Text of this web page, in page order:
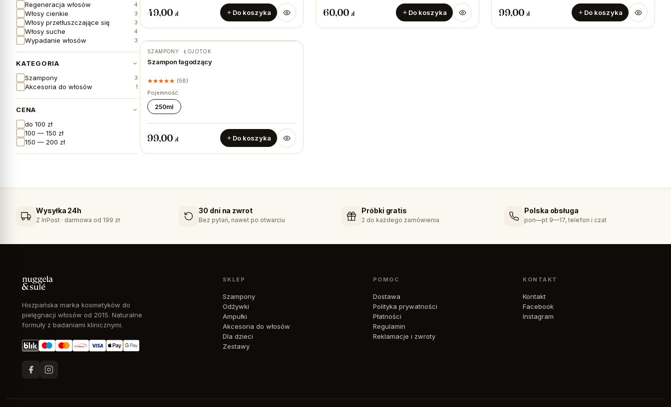
Regeneracja włosów 4
Włosy cienkie 3
Włosy przetłuszczające się 3
Włosy suche 4
Wypadanie włosów 3
KATEGORIA
Szampony
3
Akcesoria do włosów 1
CENA
do 100 zł
100 — 150 zł
150 — 200 zł
49,00 zł Do koszyka 60,00 zł Do koszyka 99,00 zł Do koszyka
SZAMPONY · ŁOJOTOK
Szampon łagodzący
(58)
Pojemność:
250ml
99,00 zł Do koszyka
Wysyłka 24h
Z InPost · darmowa od 199 zł
30 dni na zwrot
Bez pytań, nawet po otwarciu
Próbki gratis
2 do każdego zamówienia
Polska obsługa
pon—pt 9—17, telefon i czat
Hiszpańska marka kosmetyków do
pielęgnacji włosów od 2015. Naturalne
formuły z badaniami klinicznymi.
SKLEP
Szampony
Odżywki
Ampułki
Akcesoria do włosów
Dla dzieci
Zestawy
POMOC
Dostawa
Polityka prywatności
Płatności
Regulamin
Reklamacje i zwroty
KONTAKT
Kontakt
Facebook
Instagram